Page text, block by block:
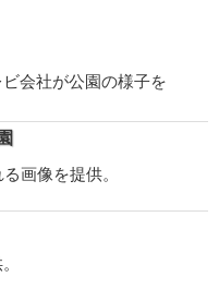
会社が公園の様子を
画像を提供。